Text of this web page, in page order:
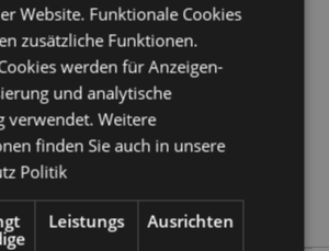
Website. Funktionale Cookies
zusätzliche Funktionen.
werden für Anzeigen-
und analytische
verwendet. Weitere
finden Sie auch in unsere
Politik
Leistungs Ausrichten